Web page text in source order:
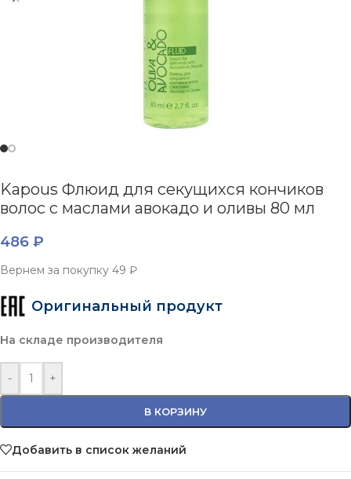
Kapous Флюид для секущихся кончиков
волос с маслами авокадо и оливы 80 мл
486 ₽
Вернем за покупку 49 ₽
Оригинальный продукт
На складе производителя
- +
В КОРЗИНУ
Добавить в список желаний